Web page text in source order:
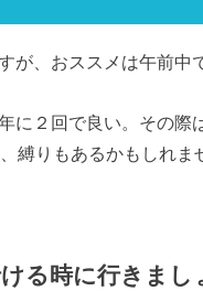
が、おススメは午前中
に２回で良い。その際
縛りもあるかもしれま
る時に行きまし